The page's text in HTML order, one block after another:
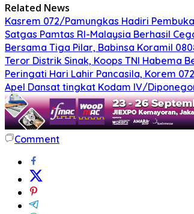
Related News
Kasrem 072/Pamungkas Hadiri
Satgas Pamtas RI-Malaysia Berhasil
Bersama Tiga Pilar, Babinsa Koramil
Teror Distrik Sinak, Koops TNI Habema
Peringati Hari Lahir Pancasila, Korem
Apel Dansat tingkat Kodam lV/
Comment